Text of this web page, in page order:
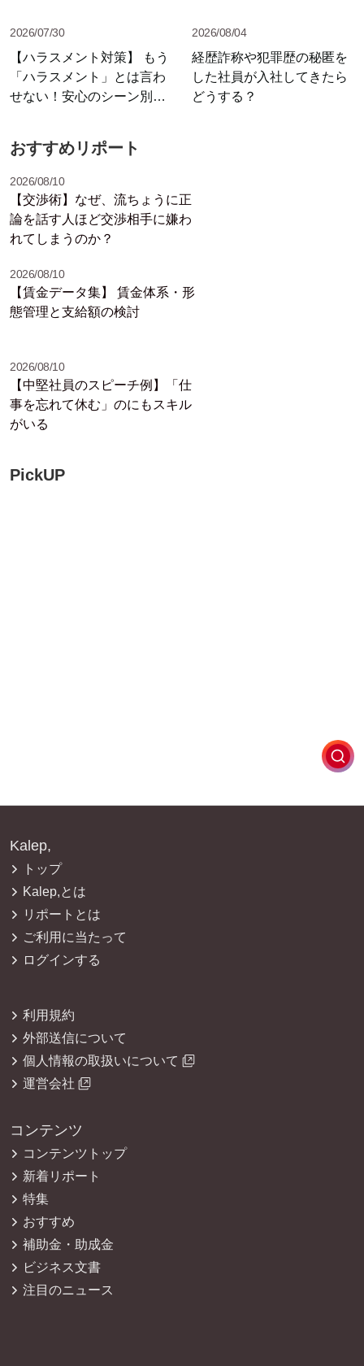
2026/07/30
【ハラスメント対策】 もう
「ハラスメント」とは言わ
せない！安心のシーン別セ
2026/08/04
経歴詐称や犯罪歴の秘匿を
した社員が入社してきたら
どうする？
おすすめリポート
2026/08/10
【交渉術】なぜ、流ちょうに正
論を話す人ほど交渉相手に嫌わ
れてしまうのか？
2026/08/10
【賃金データ集】 賃金体系・形
態管理と支給額の検討
2026/08/10
【中堅社員のスピーチ例】「仕
事を忘れて休む」のにもスキル
がいる
PickUP
Kalep,
トップ
Kalep,とは
リポートとは
ご利用に当たって
ログインする
利用規約
外部送信について
個人情報の取扱いについて
運営会社
コンテンツ
コンテンツトップ
新着リポート
特集
おすすめ
補助金・助成金
ビジネス文書
注目のニュース